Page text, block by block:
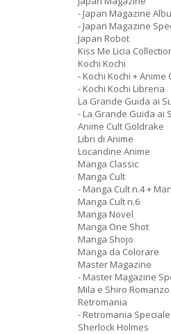
- Japan Magazine
- Japan Magazine
Japan Robot
Kiss Me Licia
Kochi Kochi
- Kochi Kochi + Anime
- Kochi Kochi Libreria
La Grande Guida ai
- La Grande Guida ai
Anime Cult Goldrake
Libri di Anime
Locandine Anime
Manga Classic
Manga Cult
- Manga Cult n.4 +
Manga Cult n.6
Manga Novel
Manga One Shot
Manga Shojo
Manga da Colorare
Master Magazine
- Master Magazine
Mila e Shiro Romanzo
Retromania
- Retromania Speciale
Sherlock Holmes